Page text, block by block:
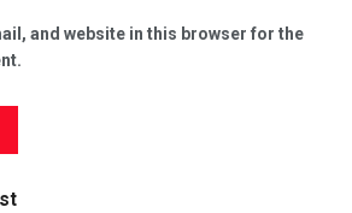
and website in this browser for the